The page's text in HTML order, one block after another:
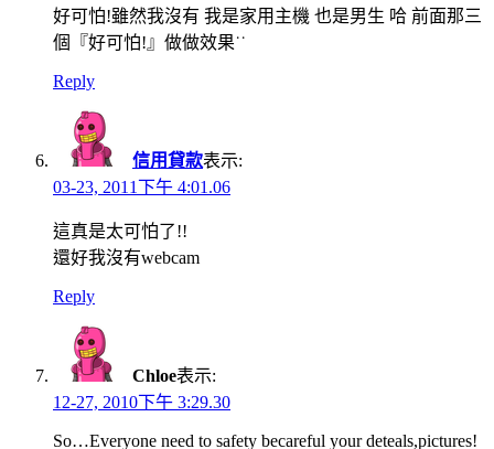
好可怕!雖然我沒有 我是家用主機 也是男生 哈 前面那三
個『好可怕!』做做效果˙˙
Reply
信用貸款表示:
03-23, 2011下午 4:01.06
這真是太可怕了!!
還好我沒有webcam
Reply
Chloe表示:
12-27, 2010下午 3:29.30
So…Everyone need to safety becareful your deteals,pictures!